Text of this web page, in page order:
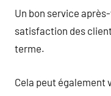
Un bon service
satisfaction des
terme.
Cela peut également